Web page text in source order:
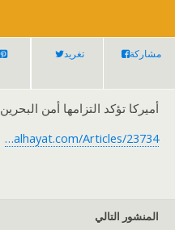
مشاركة تغريد
أميركا تؤكد التزامها أمن البحرين
alhayat.com/Articles/23734…
المنشور التالي